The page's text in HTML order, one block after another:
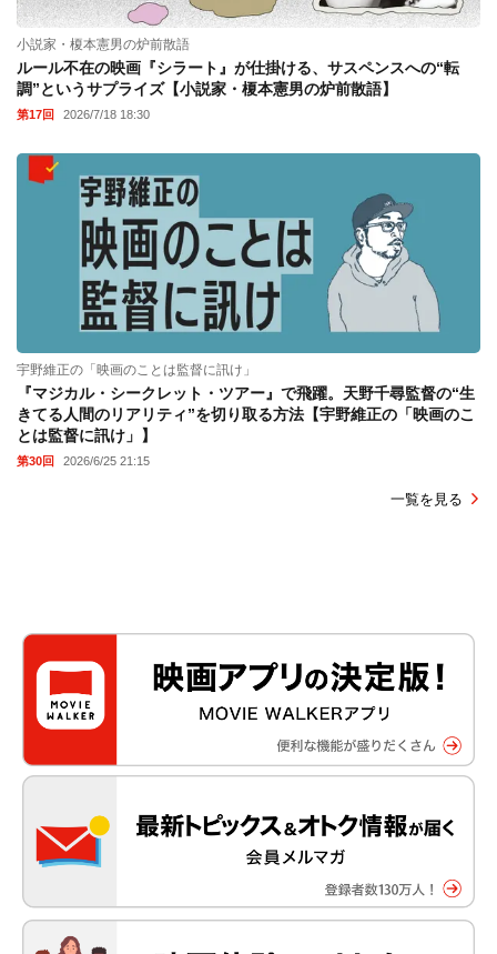
小説家・榎本憲男の炉前散語
ルール不在の映画『シラート』が仕掛ける、サスペンスへの“転
調”というサプライズ【小説家・榎本憲男の炉前散語】
第17回 2026/7/18 18:30
宇野維正の「映画のことは監督に訊け」
『マジカル・シークレット・ツアー』で飛躍。天野千尋監督の“生
きてる人間のリアリティ”を切り取る方法【宇野維正の「映画のこ
とは監督に訊け」】
第30回 2026/6/25 21:15
一覧を見る